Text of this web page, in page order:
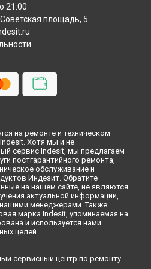
51 K.A IX Indesit вРязани
51 K.A IX Indesit в
51 K.A IX Indesit в
51 K.A IX Indesit в
21:00
площадь, 5
на ремонте и техническом
Хотя мы и не
сервис Indesit, мы предлагаем
постгарантийного ремонта,
обслуживание и
Индезит. Обратите
на нашем сайте, не являются
актуальной информации,
менеджерами. Также
марка Indesit, упоминаемая на
и используется нами
целей.
сервисный центр по ремонту